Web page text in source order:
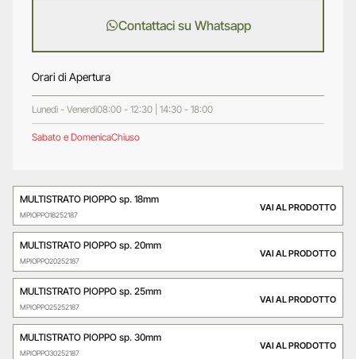
Contattaci su Whatsapp
Orari di Apertura
Lunedì - Venerdì08:00 - 12:30 | 14:30 - 18:00
Sabato e DomenicaChiuso
MULTISTRATO PIOPPO sp. 18mm
MPIOPPO18252187
VAI AL PRODOTTO
MULTISTRATO PIOPPO sp. 20mm
MPIOPPO20252187
VAI AL PRODOTTO
MULTISTRATO PIOPPO sp. 25mm
MPIOPPO25252187
VAI AL PRODOTTO
MULTISTRATO PIOPPO sp. 30mm
MPIOPPO30252187
VAI AL PRODOTTO